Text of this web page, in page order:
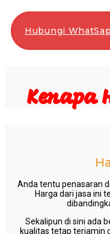
Hubungi
Kenapa
Anda tentu penasaran
Harga dari jasa ini
Sekalipun di sini ada
kualitas tetap terjamin